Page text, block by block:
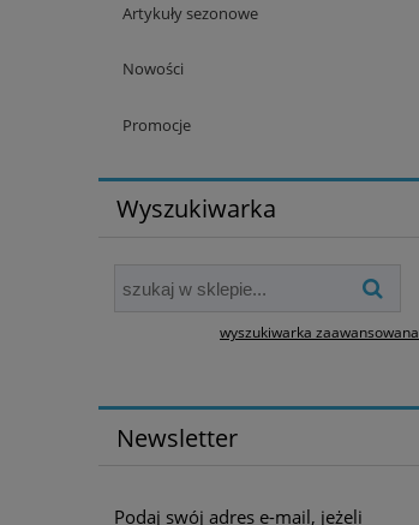
Artykuły sezonowe
Nowości
Promocje
Wyszukiwarka
wyszukiwarka zaawansowana
Newsletter
Podaj swój adres e-mail, jeżeli